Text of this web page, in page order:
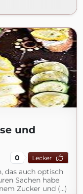
und
0 Lecker
das auch optisch
Sachen habe
Zucker und (...)